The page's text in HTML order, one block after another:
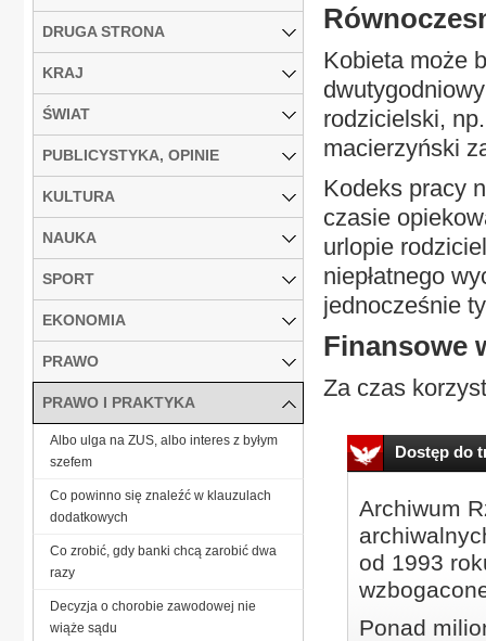
Kobieta może
rodzicielski,
macierzyński
Kodeks pracy
czasie
urlopie
niepłatnego
jednocześnie
Finansowe
Za czas
Dostęp do
Archiwum
od 1993
Ponad
DRUGA STRONA
KRAJ
ŚWIAT
PUBLICYSTYKA, OPINIE
KULTURA
NAUKA
SPORT
EKONOMIA
PRAWO
PRAWO I PRAKTYKA
Albo ulga na ZUS, albo interes z byłym
szefem
Co powinno się znaleźć w klauzulach
dodatkowych
Co zrobić, gdy banki chcą zarobić dwa
razy
Decyzja o chorobie zawodowej nie
wiąże sądu